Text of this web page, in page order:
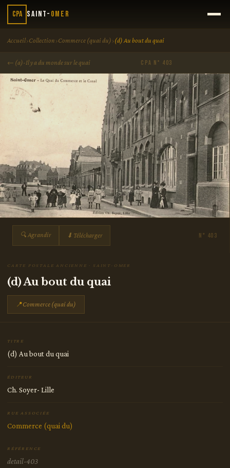
CPA Saint- Omer
Accueil›Collection ›Commerce (quai du) ›(d) Au bout du quai
← (a)-Il y a du monde sur le quai CPA N° 403
🔍 Agrandir ⬇ Télécharger N° 403
CARTE POSTALE ANCIENNE · SAINT-OMER
(d) Au bout du quai
📍Commerce (quai du)
TITRE
(d) Au bout du quai
ÉDITEUR
Ch. Soyer- Lille
RUE ASSOCIÉE
Commerce (quai du)
RÉFÉRENCE
detail-403